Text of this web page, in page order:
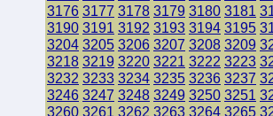
3176 3177 3178 3179 3180 3181
3190 3191 3192 3193 3194 3195
3204 3205 3206 3207 3208 3209
3218 3219 3220 3221 3222 3223
3232 3233 3234 3235 3236 3237
3246 3247 3248 3249 3250 3251
3260 3261 3262 3263 3264 3265